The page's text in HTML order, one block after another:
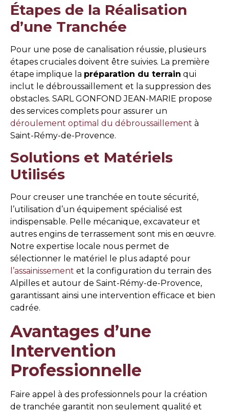
Étapes de la Réalisation
d’une Tranchée
Pour une pose de canalisation réussie, plusieurs
étapes cruciales doivent être suivies. La première
étape implique la préparation du terrain qui
inclut le débroussaillement et la suppression des
obstacles. SARL GONFOND JEAN-MARIE propose
des services complets pour assurer un
déroulement optimal du débroussaillement à
Saint-Rémy-de-Provence.
Solutions et Matériels
Utilisés
Pour creuser une tranchée en toute sécurité,
l’utilisation d’un équipement spécialisé est
indispensable. Pelle mécanique, excavateur et
autres engins de terrassement sont mis en œuvre.
Notre expertise locale nous permet de
sélectionner le matériel le plus adapté pour
l’assainissement et la configuration du terrain des
Alpilles et autour de Saint-Rémy-de-Provence,
garantissant ainsi une intervention efficace et bien
cadrée.
Avantages d’une
Intervention
Professionnelle
Faire appel à des professionnels pour la création
de tranchée garantit non seulement qualité et